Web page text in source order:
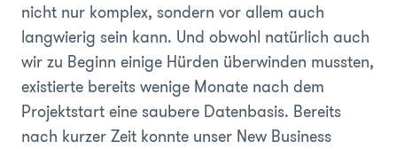
nicht nur komplex, sondern vor allem auch
langwierig sein kann. Und obwohl natürlich auch
wir zu Beginn einige Hürden überwinden mussten,
existierte bereits wenige Monate nach dem
Projektstart eine saubere Datenbasis. Bereits
nach kurzer Zeit konnte unser New Business